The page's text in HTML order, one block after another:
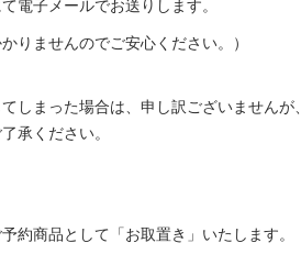
子メールでお送りします。
ませんのでご安心ください。）
しまった場合は、申し訳ございませんが
承ください。
商品として「お取置き」いたします。